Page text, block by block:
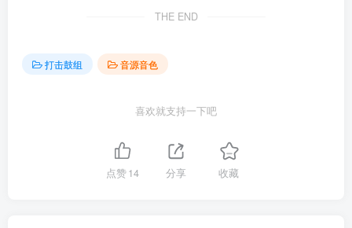
THE END
打击鼓组 音源音色
喜欢就支持一下吧
点赞14 分享 收藏